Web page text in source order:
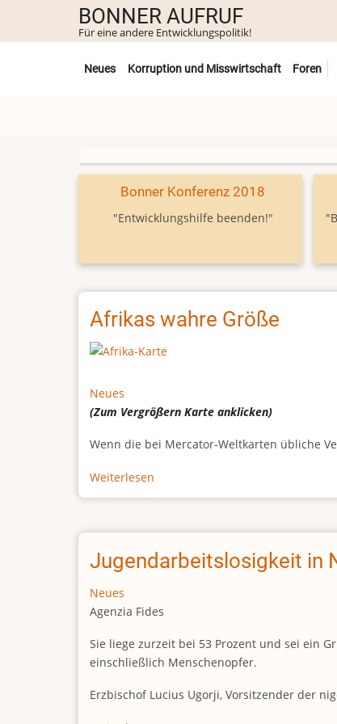
Inhalt
BONNER AUFRUF
Für eine andere Entwicklungspolitik!
Untermenü
Neues Korruption und Misswirtschaft Foren
Bonner Konferenz 2018
"Entwicklungshilfe beenden!"
Afrikas wahre Größe
Neues
(Zum VergrößernKarte anklicken)
Wenn die bei Mercator-Weltkarten übliche
Weiterlesen
Afrikas
Größe
Jugendarbeitslosigkeit in
Neues
Agenzia Fides
Sie liege zurzeit bei 53 Prozent und sei ein
einschließlich Menschenopfer.
Erzbischof Lucius Ugorji, Vorsitzender der